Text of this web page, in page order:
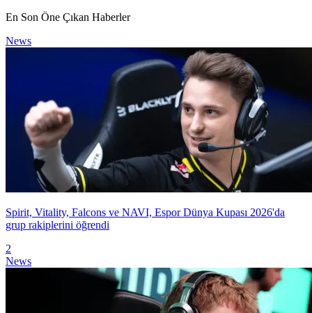
En Son Öne Çıkan Haberler
News
Spirit, Vitality, Falcons ve NAVI, Espor Dünya Kupası 2026'da
grup rakiplerini öğrendi
2
News